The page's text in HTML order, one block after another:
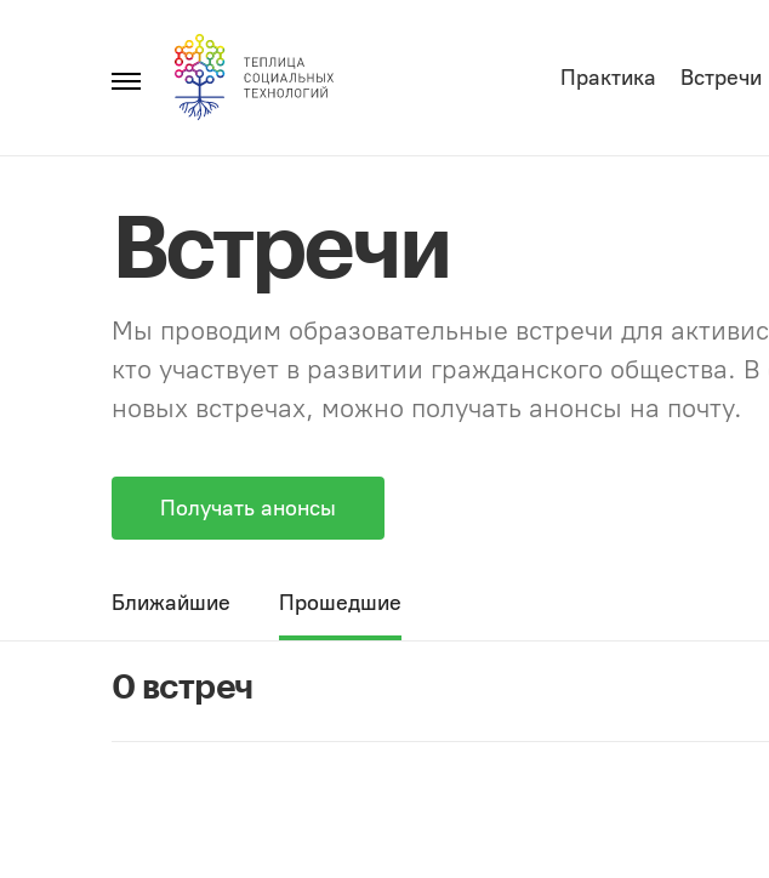
Главное
Практика Встречи
Встречи
Мы проводим образовательные встречи для
кто участвует в развитии гражданского
новых встречах, можно получать анонсы на почту.
Получать анонсы
Ближайшие Прошедшие
0 встреч